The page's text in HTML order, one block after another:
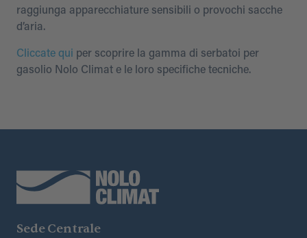
raggiunga apparecchiature sensibili o provochi sacche
d’aria.
Cliccate qui per scoprire la gamma di serbatoi per
gasolio Nolo Climat e le loro specifiche tecniche.
Sede Centrale